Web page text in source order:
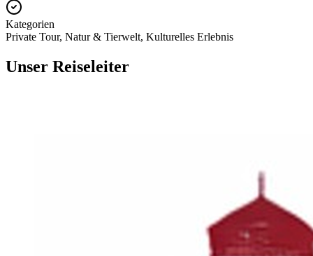
Kategorien
Private Tour, Natur & Tierwelt, Kulturelles Erlebnis
Unser Reiseleiter